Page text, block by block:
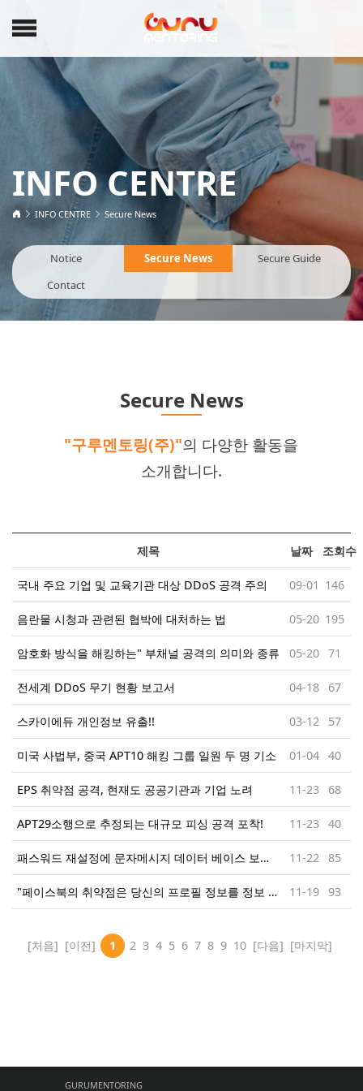
INFO CENTRE
INFO CENTRE Secure News
Notice Secure News
Secure Guide
Contact
Secure News
"구루멘토링(주)"의 다양한 활동을
소개합니다.
제목 날짜 조회수
국내 주요 기업 및 교육기관 대상 DDoS 공격 주의 09-01 146
음란물 시청과 관련된 협박에 대처하는 법 05-20 195
암호화 방식을 해킹하는" 부채널 공격의 의미와 종류 05-20 71
전세계 DDoS 무기 현황 보고서 04-18 67
스카이에듀 개인정보 유출!! 03-12 57
미국 사법부, 중국 APT10 해킹 그룹 일원 두 명 기소 01-04 40
EPS 취약점 공격, 현재도 공공기관과 기업 노려 11-23 68
APT29소행으로 추정되는 대규모 피싱 공격 포착! 11-23 40
패스워드 재설정에 문자메시지 데이터 베이스 보안은 매우 취약하다! 11-22 85
"페이스북의 취약점은 당신의 프로필 정보를 정보 도둑들에게 제공하였다. " 11-19 93
[처음] [이전] 1 2 3 4 5 6 7 8 9 10 [다음] [마지막]
GURUMENTORING